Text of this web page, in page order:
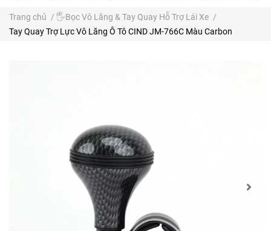
Trang chủ / 🖐️Bọc Vô Lăng & Tay Quay Hỗ Trợ Lái Xe /
Tay Quay Trợ Lực Vô Lăng Ô Tô CIND JM-766C Màu Carbon